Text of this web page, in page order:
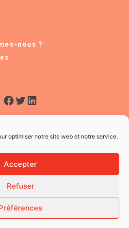
optimiser notre site web et notre service.
Accepter
Refuser
nous ?
Facebook
Twitter
LinkedIn
L'Usine à Ges
CGV
légales